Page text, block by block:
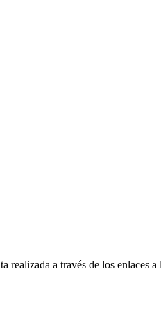
a través de los enlaces